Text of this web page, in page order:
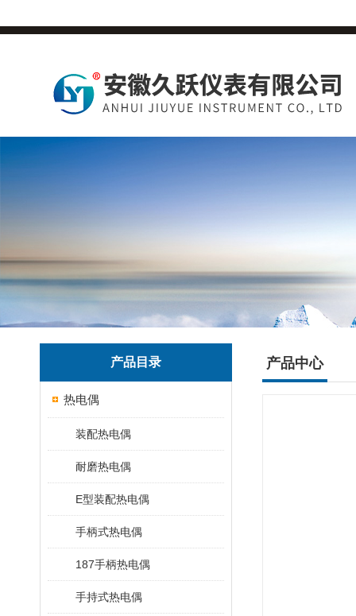
产品目录
热电偶
装配热电偶
耐磨热电偶
E型装配热电偶
手柄式热电偶
187手柄热电偶
手持式热电偶
产品中心